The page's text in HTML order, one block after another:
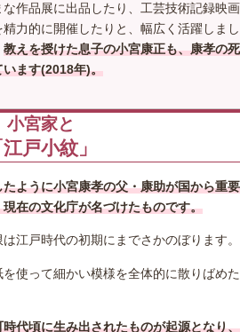
作品展に出品したり、工芸技術記録映画
力的に開催したりと、幅広く活躍しまし
教えを授けた息子の小宮康正も、康孝の死
ます(2018年)。
小宮家と
江戸小紋」
ように小宮康孝の父・康助が国から重要
在の文化庁が名づけたものです。
江戸時代の初期にまでさかのぼります。
を使って細かい模様を全体的に散りばめた
代頃に生み出されたものが起源となり、